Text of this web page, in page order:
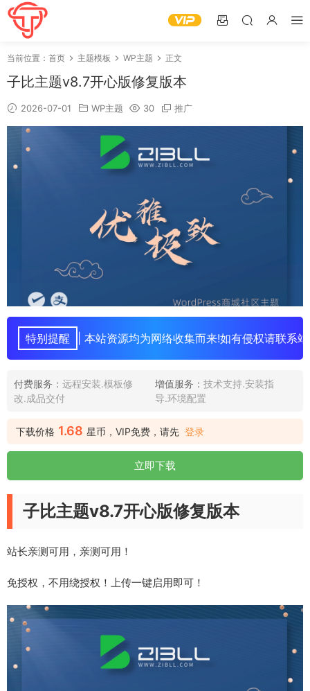
当前位置： 首页 主题模板 WP主题 正文
子比主题v8.7开心版修复版本
2026-07-01 WP主题 30 推广
特别提醒 | 本站资源均为网络收集而来!如有侵权请联系
付费服务： 远程安装.模板修
改.成品交付
增值服务： 技术支持.安装指
导.环境配置
下载价格 1.68 星币，VIP免费，请先 登录
立即下载
子比主题v8.7开心版修复版本
站长亲测可用，亲测可用！
免授权，不用绕授权！上传一键启用即可！